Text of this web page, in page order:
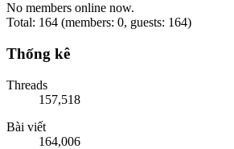
No members online now.
Total: 164 (members: 0, guests: 164)
Thống kê
Threads
157,518
Bài viết
164,006